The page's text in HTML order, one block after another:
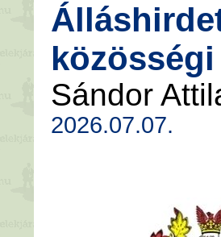
Sándor
2026.07.07.